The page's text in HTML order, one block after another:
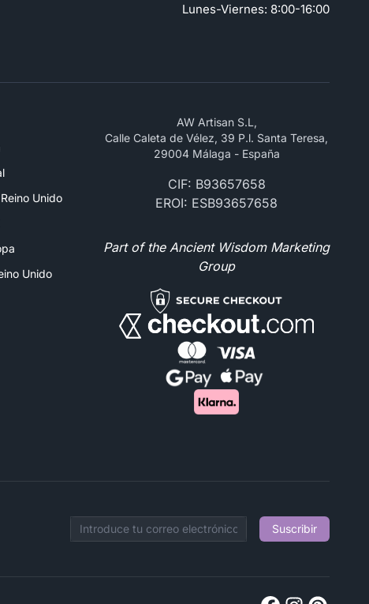
Lunes-Viernes: 8:00-16:00
Unido
Unido
AW Artisan S.L,
Calle Caleta de Vélez, 39 P.l. Santa Teresa,
29004 Málaga - España
CIF: B93657658
EROI: ESB93657658
Part of the Ancient Wisdom Marketing
Group
Email address
Suscribir